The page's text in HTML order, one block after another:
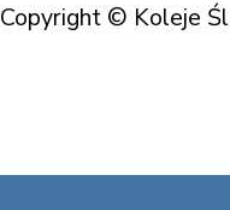
Copyright © Koleje